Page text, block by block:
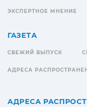
ЭКСПЕРТНОЕ МНЕНИЕ
ГАЗЕТА
СВЕЖИЙ ВЫПУСК
АДРЕСА
АДРЕСА